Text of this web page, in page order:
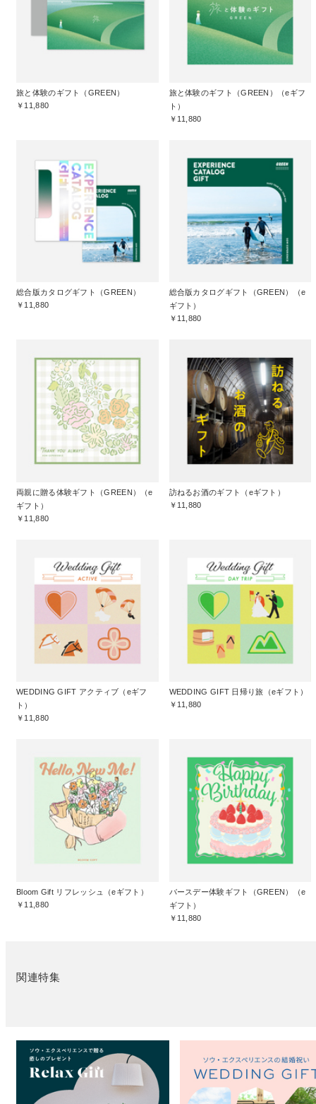
旅と体験のギフト（GREEN）
￥11,880
旅と体験のギフト（GREEN）（eギフ
ト）
￥11,880
総合版カタログギフト（GREEN）
￥11,880
総合版カタログギフト（GREEN）（e
ギフト）
￥11,880
両親に贈る体験ギフト（GREEN）（e
ギフト）
￥11,880
訪ねるお酒のギフト（eギフト）
￥11,880
WEDDING GIFT アクティブ（eギフ
ト）
￥11,880
WEDDING GIFT 日帰り旅（eギフト）
￥11,880
Bloom Gift リフレッシュ（eギフト）
￥11,880
バースデー体験ギフト（GREEN）（e
ギフト）
￥11,880
関連特集